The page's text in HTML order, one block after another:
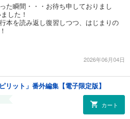
た瞬間・・・お待ち申しておりまし
した！
本を読み返し復習しつつ、はじまりの
2026年06月04日
リット」番外編集【電子限定版】
カート